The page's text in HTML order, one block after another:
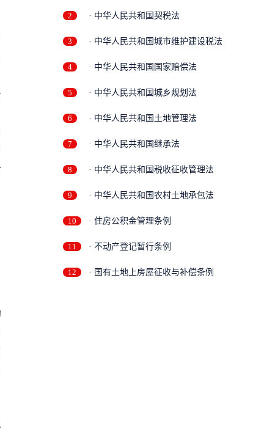
2 · 中华人民共和国契税法
3 · 中华人民共和国城市维护建设税法
4 · 中华人民共和国国家赔偿法
5 · 中华人民共和国城乡规划法
6 · 中华人民共和国土地管理法
7 · 中华人民共和国继承法
8 · 中华人民共和国税收征收管理法
9 · 中华人民共和国农村土地承包法
10 · 住房公积金管理条例
11 · 不动产登记暂行条例
12 · 国有土地上房屋征收与补偿条例